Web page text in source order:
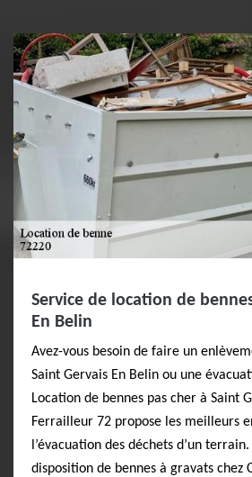
Service de location de
En Belin
Avez-vous besoin de faire un
Saint Gervais En Belin ou une
Location de bennes pas cher à Saint
Ferrailleur 72 propose les meilleurs
l’évacuation des déchets d’un
disposition de bennes à gravats chez